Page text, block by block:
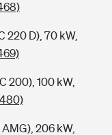
220 D), 70 kW,
200), 100 kW,
206 kW,